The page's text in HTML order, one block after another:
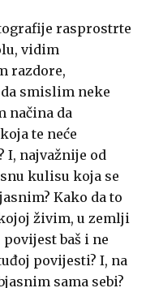
rasprostrte
vidim
razdore,
smislim neke
načina da
te neće
najvažnije od
kulisu koja se
Kako da to
živim, u zemlji
baš i ne
povijesti? I, na
sama sebi?